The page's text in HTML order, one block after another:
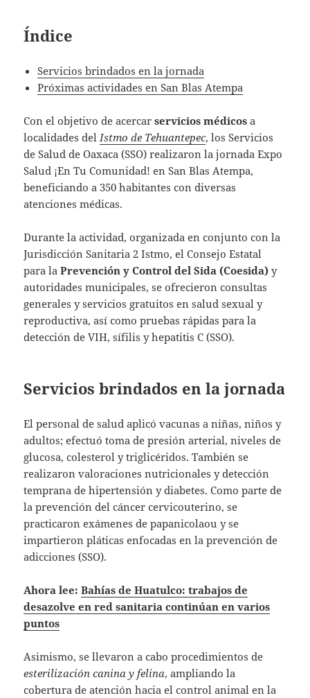
Índice
Servicios brindados en la jornada
Próximas actividades en San Blas Atempa
Con el objetivo de acercarservicios médicos a
localidades del Istmo de Tehuantepec, los Servicios
de Salud de Oaxaca (SSO) realizaron la jornada Expo
Salud ¡En Tu Comunidad! en San Blas Atempa,
beneficiando a 350 habitantes con diversas
atenciones médicas.
Durante la actividad, organizada en conjunto con la
Jurisdicción Sanitaria 2 Istmo, el Consejo Estatal
para la Prevención y Control del Sida (Coesida)y
autoridades municipales, se ofrecieron consultas
generales y servicios gratuitos en salud sexual y
reproductiva, así como pruebas rápidas para la
detección de VIH, sífilis y hepatitis C (SSO).
Servicios brindados en la jornada
El personal de salud aplicó vacunas a niñas, niños y
adultos; efectuó toma de presión arterial, niveles de
glucosa, colesterol y triglicéridos. También se
realizaron valoraciones nutricionales y detección
temprana de hipertensión y diabetes. Como parte de
la prevención del cáncer cervicouterino, se
practicaron exámenes de papanicolaou y se
impartieron pláticas enfocadas en la prevención de
adicciones (SSO).
Ahora lee:Bahías de Huatulco: trabajos de
desazolve en red sanitaria continúan en varios
puntos
Asimismo, se llevaron a cabo procedimientos de
esterilización canina y felina, ampliando la
cobertura de atención hacia el control animal en la